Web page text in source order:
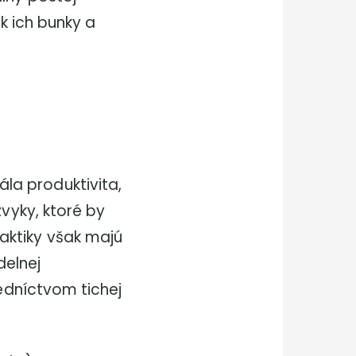
ich bunky a
produktivita,
ktoré by
však majú
tichej